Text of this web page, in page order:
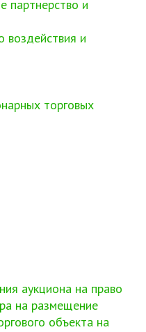
партнерство и
воздействия и
торговых
аукциона на право
на размещение
объекта на